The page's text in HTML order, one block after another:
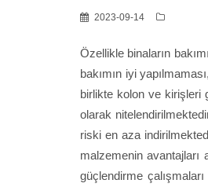
2023-09-14
Özellikle binaların
bakımın iyi
birlikte kolon ve kirişleri
olarak
riski en aza
malzemenin avantajları
güçlendirme